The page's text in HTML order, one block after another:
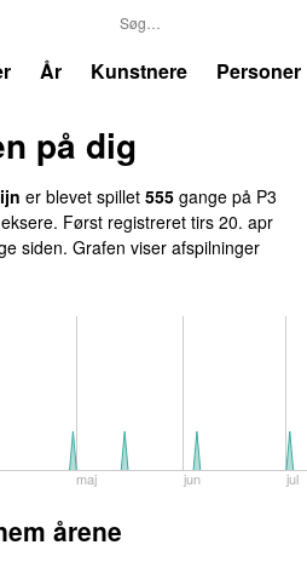
År Kunstnere Personer
på dig
er blevet spillet 555 gange på P3
Først registreret tirs 20. apr
siden. Grafen viser afspilninger
maj jun jul
årene